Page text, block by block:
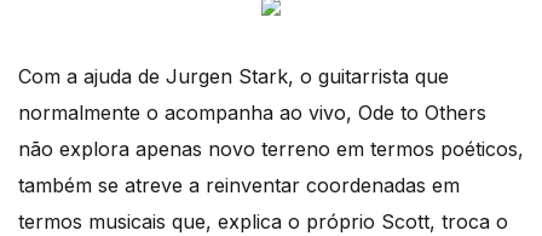
Com a ajuda de Jurgen Stark, o guitarrista que
normalmente o acompanha ao vivo, Ode to Others
não explora apenas novo terreno em termos poéticos,
também se atreve a reinventar coordenadas em
termos musicais que, explica o próprio Scott, troca o